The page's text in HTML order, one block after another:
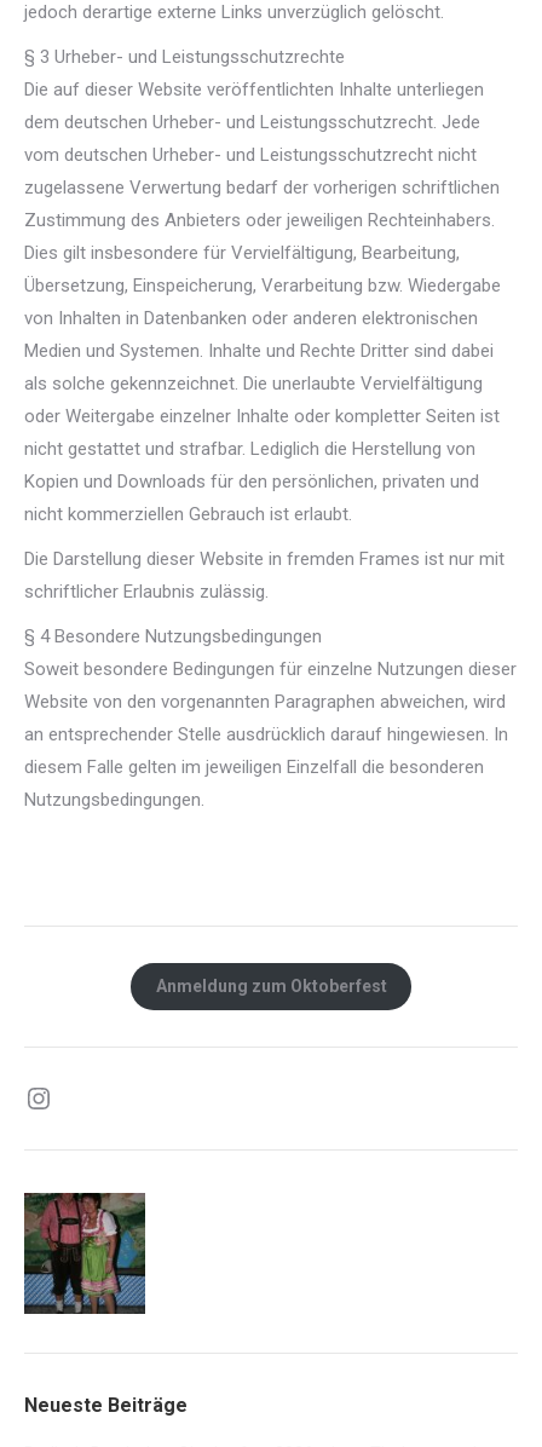
jedoch derartige externe Links unverzüglich gelöscht.
§ 3 Urheber- und Leistungsschutzrechte
Die auf dieser Website veröffentlichten Inhalte unterliegen
dem deutschen Urheber- und Leistungsschutzrecht. Jede
vom deutschen Urheber- und Leistungsschutzrecht nicht
zugelassene Verwertung bedarf der vorherigen schriftlichen
Zustimmung des Anbieters oder jeweiligen Rechteinhabers.
Dies gilt insbesondere für Vervielfältigung, Bearbeitung,
Übersetzung, Einspeicherung, Verarbeitung bzw. Wiedergabe
von Inhalten in Datenbanken oder anderen elektronischen
Medien und Systemen. Inhalte und Rechte Dritter sind dabei
als solche gekennzeichnet. Die unerlaubte Vervielfältigung
oder Weitergabe einzelner Inhalte oder kompletter Seiten ist
nicht gestattet und strafbar. Lediglich die Herstellung von
Kopien und Downloads für den persönlichen, privaten und
nicht kommerziellen Gebrauch ist erlaubt.
Die Darstellung dieser Website in fremden Frames ist nur mit
schriftlicher Erlaubnis zulässig.
§ 4 Besondere Nutzungsbedingungen
Soweit besondere Bedingungen für einzelne Nutzungen dieser
Website von den vorgenannten Paragraphen abweichen, wird
an entsprechender Stelle ausdrücklich darauf hingewiesen. In
diesem Falle gelten im jeweiligen Einzelfall die besonderen
Nutzungsbedingungen.
Anmeldung zum Oktoberfest
Instagram
Neueste Beiträge